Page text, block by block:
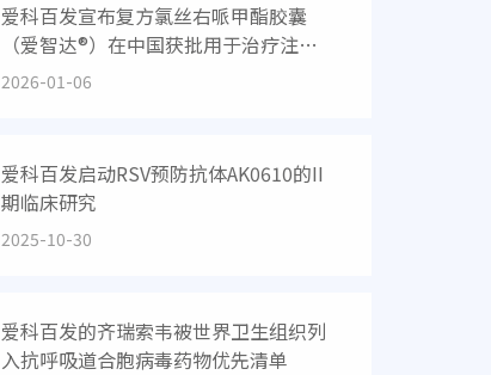
爱科百发宣布复方氯丝右哌甲酯胶囊
（爱智达®）在中国获批用于治疗注意
缺陷多动障碍
2026-01-06
爱科百发启动RSV预防抗体AK0610的II
期临床研究
2025-10-30
爱科百发的齐瑞索韦被世界卫生组织列
入抗呼吸道合胞病毒药物优先清单